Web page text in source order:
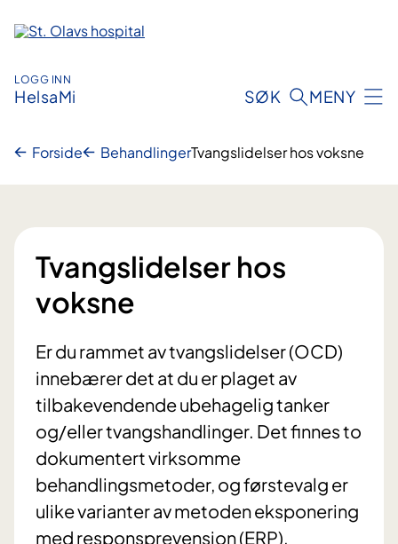
innhold
LOGG INN
HelsaMi SØK MENY
Forside BehandlingerTvangslidelser hos voksne
Tvangslidelser hos
voksne
Er du rammet av tvangslidelser (OCD)
innebærer det at du er plaget av
tilbakevendende ubehagelig tanker
og/eller tvangshandlinger. Det finnes to
dokumentert virksomme
behandlingsmetoder, og førstevalg er
ulike varianter av metoden eksponering
med responsprevensjon (ERP).